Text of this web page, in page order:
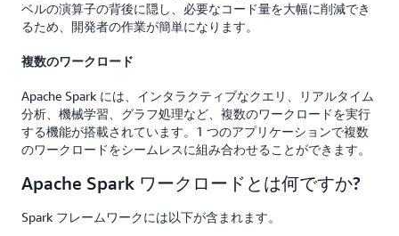
ベルの演算子の背後に隠し、必要なコード量を大幅に削減でき
るため、開発者の作業が簡単になります。
複数のワークロード
Apache Spark には、インタラクティブなクエリ、リアルタイム
分析、機械学習、グラフ処理など、複数のワークロードを実行
する機能が搭載されています。1 つのアプリケーションで複数
のワークロードをシームレスに組み合わせることができます。
Apache Spark ワークロードとは何ですか?
Spark フレームワークには以下が含まれます。